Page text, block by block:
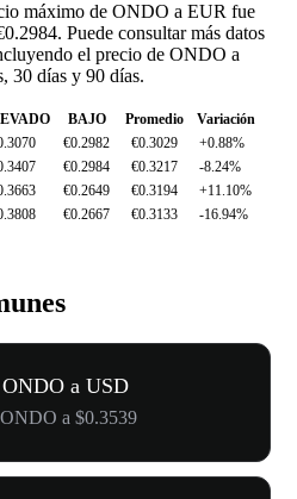
máximo de ONDO a EUR fue
Puede consultar más datos
el precio de ONDO a
30 días y 90 días.
BAJO Promedio
Variación
€0.2982 €0.3029
+0.88%
€0.2984 €0.3217
-8.24%
€0.2649 €0.3194
+11.10%
€0.2667 €0.3133 -16.94%
a USD
a $0.3539